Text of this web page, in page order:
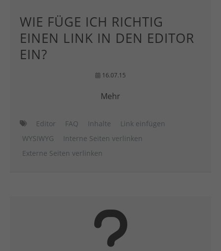
WIE FÜGE ICH RICHTIG
EINEN LINK IN DEN EDITOR
EIN?
16.07.15
Mehr
Editor FAQ Inhalte
Link einfügen
WYSIWYG
Interne Seiten verlinken
Externe Seiten verlinken